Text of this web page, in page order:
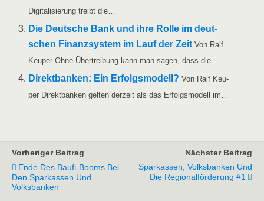
Digi­ta­li­sie­rung treibt die…
Die Deut­sche Bank und ihre Rol­le im deut­
schen Finanz­sys­tem im Lauf der Zeit Von Ralf
Keu­per Ohne Über­trei­bung kann man sagen, dass die…
Direkt­ban­ken: Ein Erfolgs­mo­dell? Von Ralf Keu­
per Direkt­ban­ken gel­ten der­zeit als das Erfolgs­mo­dell im…
Vorheriger Beitrag
Ende Des Baufi-Booms Bei
Den Sparkassen Und
Volksbanken
Nächster Beitrag
Sparkassen, Volksbanken Und
Die Regionalförderung #1